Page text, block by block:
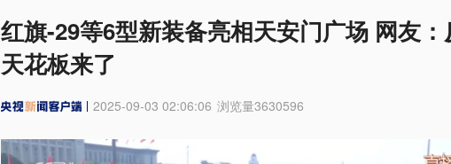
红旗-29等6型新装备亮相天安门广场 网友：
天花板来了
2025-09-03 02:06:06 浏览量3630596